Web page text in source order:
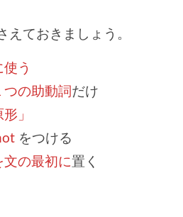
えておきましょう。
使う
つの助動詞 だけ
」
をつける
文の最初に置く